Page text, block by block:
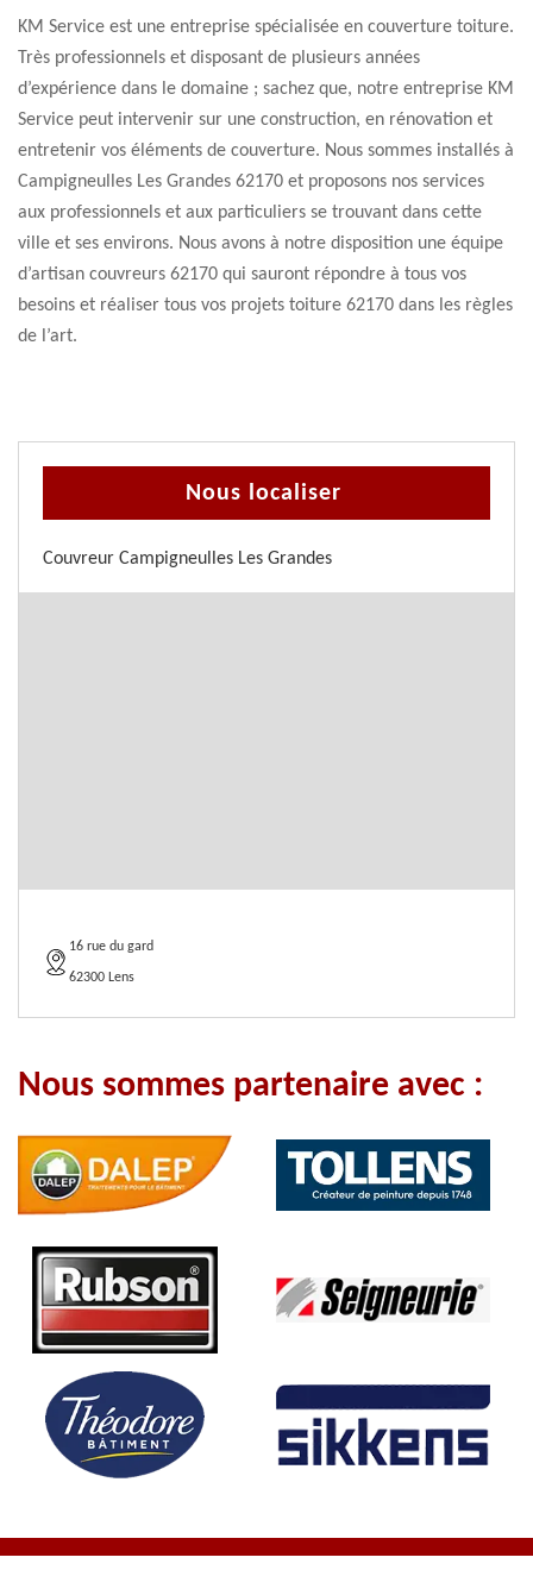
KM Service est une entreprise spécialisée en couverture toiture.
Très professionnels et disposant de plusieurs années
d’expérience dans le domaine ; sachez que, notre entreprise KM
Service peut intervenir sur une construction, en rénovation et
entretenir vos éléments de couverture. Nous sommes installés à
Campigneulles Les Grandes 62170 et proposons nos services
aux professionnels et aux particuliers se trouvant dans cette
ville et ses environs. Nous avons à notre disposition une équipe
d’artisan couvreurs 62170 qui sauront répondre à tous vos
besoins et réaliser tous vos projets toiture 62170 dans les règles
de l’art.
Nous localiser
Couvreur Campigneulles Les Grandes
16 rue du gard
62300 Lens
Nous sommes partenaire avec :